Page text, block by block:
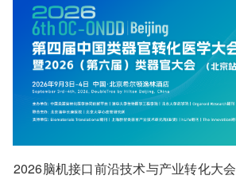
2026脑机接口前沿技术与产业转化大会